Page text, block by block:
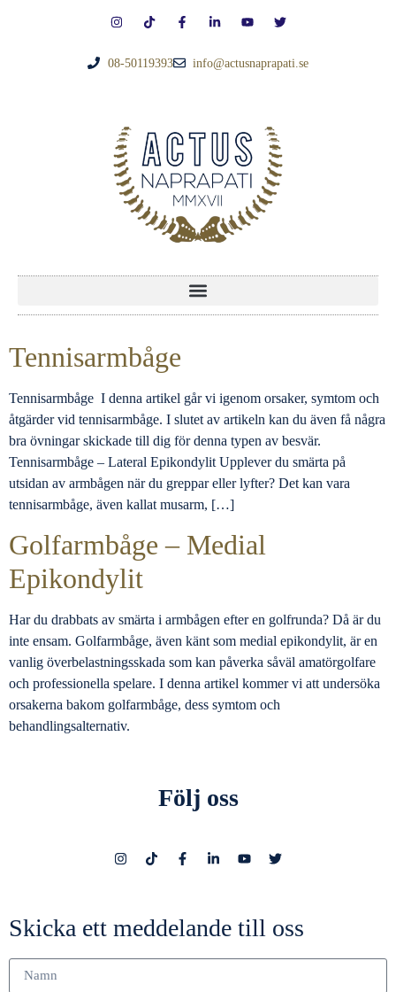
08-50119393 info@actusnaprapati.se
Tennisarmbåge
Tennisarmbåge I denna artikel går vi igenom orsaker, symtom och
åtgärder vid tennisarmbåge. I slutet av artikeln kan du även få några
bra övningar skickade till dig för denna typen av besvär.
Tennisarmbåge – Lateral Epikondylit Upplever du smärta på
utsidan av armbågen när du greppar eller lyfter? Det kan vara
tennisarmbåge, även kallat musarm, […]
Golfarmbåge – Medial
Epikondylit
Har du drabbats av smärta i armbågen efter en golfrunda? Då är du
inte ensam. Golfarmbåge, även känt som medial epikondylit, är en
vanlig överbelastningsskada som kan påverka såväl amatörgolfare
och professionella spelare. I denna artikel kommer vi att undersöka
orsakerna bakom golfarmbåge, dess symtom och
behandlingsalternativ.
Följ oss
Skicka ett meddelande till oss